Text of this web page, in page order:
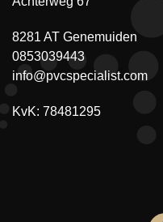
8281 AT Genemuiden
0853039443
info@pvcspecialist.com
KvK: 78481295